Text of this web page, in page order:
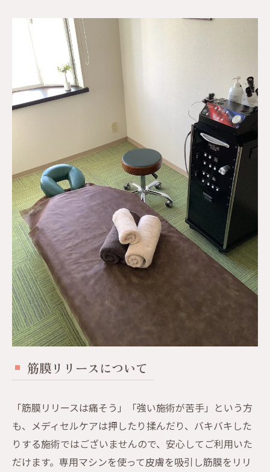
筋膜リリースについて
「筋膜リリースは痛そう」「強い施術が苦手」という方
も、メディセルケアは押したり揉んだり、バキバキした
りする施術ではございませんので、安心してご利用いた
だけます。専用マシンを使って皮膚を吸引し筋膜をリリ